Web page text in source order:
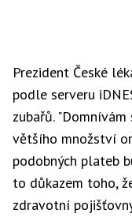
Prezident České
podle serveru
zubařů.
většího množství
podobných plateb
to důkazem toho,
zdravotní